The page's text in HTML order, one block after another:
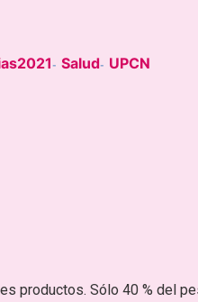
- Salud- UPCN
productos. Sólo 40 % del